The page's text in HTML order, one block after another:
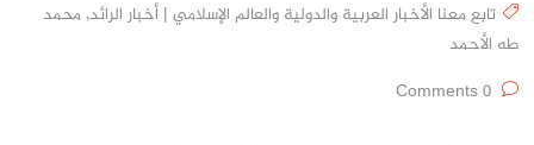
تابع معنا الأخبار العربية والدولية والعالم الإسلامي | أخبار الرائد, محمد
طه الأحمد